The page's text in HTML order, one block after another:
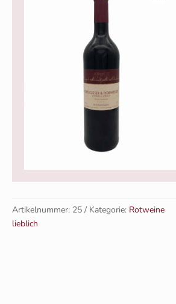
Artikelnummer: 25 Kategorie: Rotweine
lieblich